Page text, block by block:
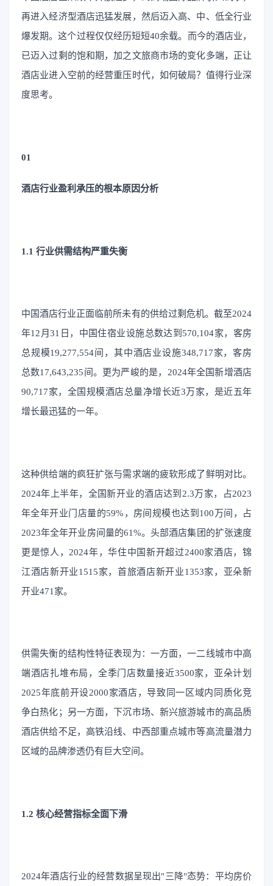
再进入经济型酒店迅猛发展，然后迈入高、中、低全行业
爆发期。这个过程仅仅经历短短40余载。而今的酒店业，
已迈入过剩的饱和期，加之文旅商市场的变化多端，正让
酒店业进入空前的经营重压时代，如何破局？值得行业深
度思考。
01
酒店行业盈利承压的根本原因分析
1.1 行业供需结构严重失衡
中国酒店行业正面临前所未有的供给过剩危机。截至2024
年12月31日，中国住宿业设施总数达到570,104家，客房
总规模19,277,554间，其中酒店业设施348,717家，客房
总数17,643,235间。更为严峻的是，2024年全国新增酒店
90,717家，全国规模酒店总量净增长近3万家，是近五年
增长最迅猛的一年。
这种供给端的疯狂扩张与需求端的疲软形成了鲜明对比。
2024年上半年，全国新开业的酒店达到2.3万家，占2023
年全年开业门店量的59%，房间规模也达到100万间，占
2023年全年开业房间量的61%。头部酒店集团的扩张速度
更是惊人，2024年，华住中国新开超过2400家酒店，锦
江酒店新开业1515家，首旅酒店新开业1353家，亚朵新
开业471家。
供需失衡的结构性特征表现为：一方面，一二线城市中高
端酒店扎堆布局，全季门店数量接近3500家，亚朵计划
2025年底前开设2000家酒店，导致同一区域内同质化竞
争白热化；另一方面，下沉市场、新兴旅游城市的高品质
酒店供给不足，高铁沿线、中西部重点城市等高流量潜力
区域的品牌渗透仍有巨大空间。
1.2 核心经营指标全面下滑
2024年酒店行业的经营数据呈现出"三降"态势：平均房价